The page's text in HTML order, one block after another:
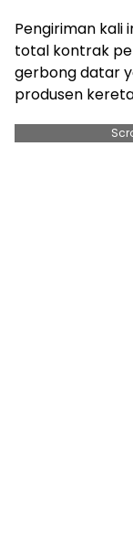
Pengiriman kali
total kontrak
gerbong datar
produsen